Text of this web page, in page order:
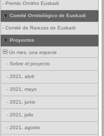
- Premio Ornitho Euskadi
Comité Ornitológico de Euskadi
- Comité de Rarezas de Euskadi
Proyectos
Un mes, una especie
- Sobre el proyecto
- 2021, abril
- 2021, mayo
- 2021, junio
- 2021, julio
- 2021, agosto